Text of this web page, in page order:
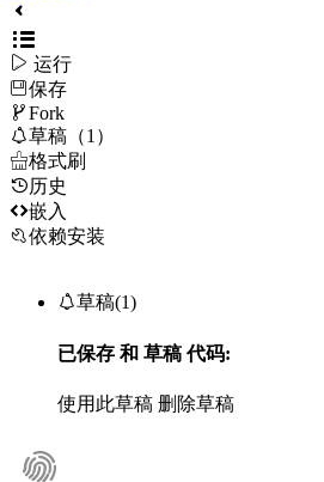
 运行
保存
Fork
草稿（1）
格式刷
历史
嵌入
依赖安装
草稿(1)
已保存 和 草稿代码:
使用此草稿 删除草稿